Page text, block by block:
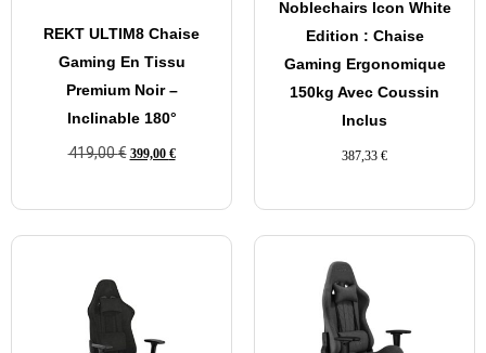
REKT ULTIM8 Chaise
Gaming En Tissu
Premium Noir –
Inclinable 180°
419,00€ 399,00 €
Noblechairs Icon White
Edition : Chaise
Gaming Ergonomique
150kg Avec Coussin
Inclus
387,33 €